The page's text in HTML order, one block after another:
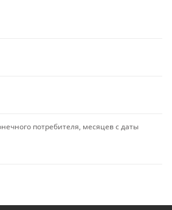
потребителя, месяцев с даты